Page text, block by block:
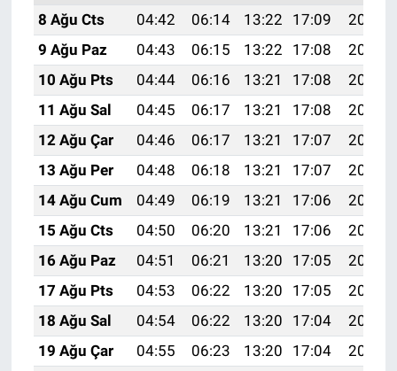
8 Ağu Cts
04:42 06:14 13:22 17:09
20:19
9 Ağu Paz
04:43 06:15 13:22 17:08
20:18
10 Ağu Pts
04:44 06:16 13:21 17:08
20:17
11 Ağu Sal
04:45 06:17 13:21 17:08
20:16
12 Ağu Çar
04:46 06:17 13:21 17:07
20:15
13 Ağu Per
04:48 06:18 13:21 17:07
20:14
14 Ağu Cum
04:49 06:19 13:21 17:06
20:12
15 Ağu Cts
04:50 06:20 13:21 17:06
20:11
16 Ağu Paz
04:51 06:21 13:20 17:05
20:10
17 Ağu Pts
04:53 06:22 13:20 17:05
20:09
18 Ağu Sal
04:54 06:22 13:20 17:04
20:07
19 Ağu Çar
04:55 06:23 13:20 17:04
20:06